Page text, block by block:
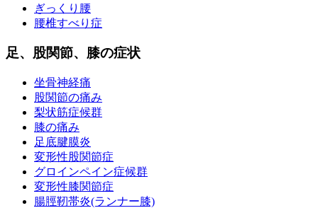
ぎっくり腰
腰椎すべり症
足、股関節、膝の症状
坐骨神経痛
股関節の痛み
梨状筋症候群
膝の痛み
足底腱膜炎
変形性股関節症
グロインペイン症候群
変形性膝関節症
腸脛靭帯炎(ランナー膝)